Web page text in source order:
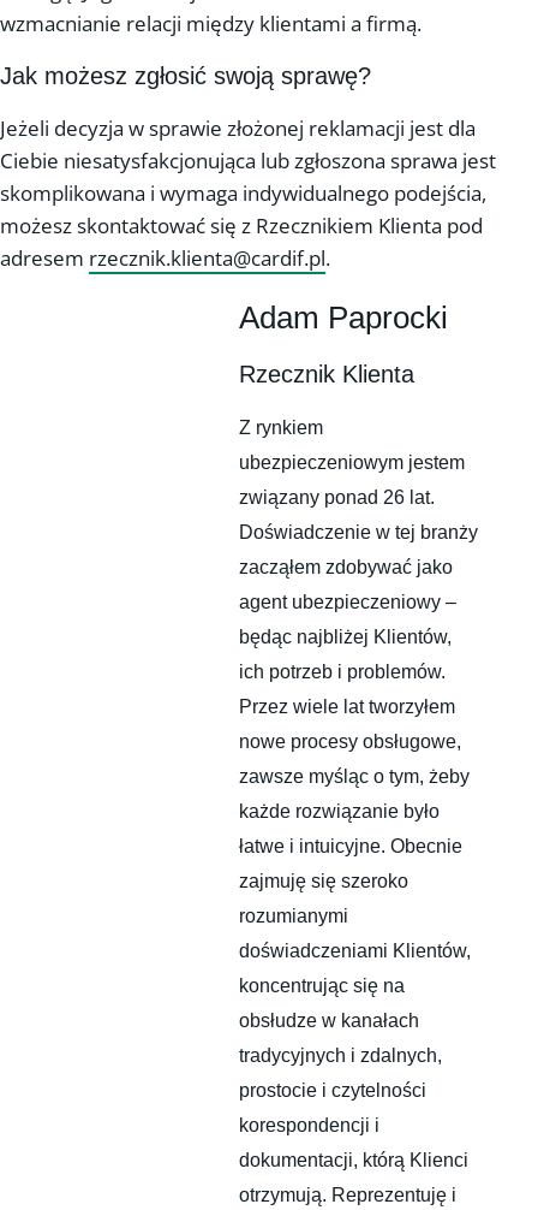
wzmacnianie relacji między klientami a firmą.
Jak możesz zgłosić swoją sprawę?
Jeżeli decyzja w sprawie złożonej reklamacji jest dla
Ciebie niesatysfakcjonująca lub zgłoszona sprawa jest
skomplikowana i wymaga indywidualnego podejścia,
możesz skontaktować się z Rzecznikiem Klienta pod
adresem rzecznik.klienta@cardif.pl.
Adam Paprocki
Rzecznik Klienta
Z rynkiem
ubezpieczeniowym jestem
związany ponad 26 lat.
Doświadczenie w tej branży
zacząłem zdobywać jako
agent ubezpieczeniowy –
będąc najbliżej Klientów,
ich potrzeb i problemów.
Przez wiele lat tworzyłem
nowe procesy obsługowe,
zawsze myśląc o tym, żeby
każde rozwiązanie było
łatwe i intuicyjne. Obecnie
zajmuję się szeroko
rozumianymi
doświadczeniami Klientów,
koncentrując się na
obsłudze w kanałach
tradycyjnych i zdalnych,
prostocie i czytelności
korespondencji i
dokumentacji, którą Klienci
otrzymują. Reprezentuję i